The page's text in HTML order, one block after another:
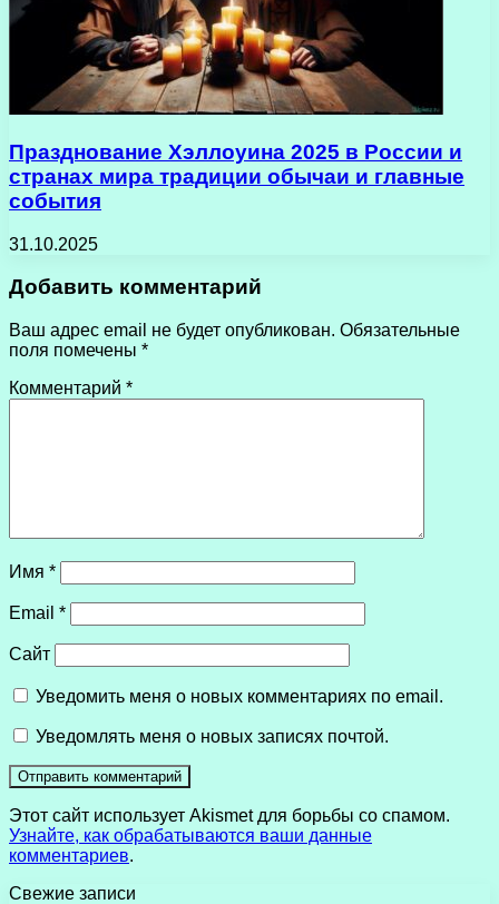
Празднование Хэллоуина 2025 в России и
странах мира традиции обычаи и главные
события
31.10.2025
Добавить комментарий
Ваш адрес email не будет опубликован. Обязательные
поля помечены *
Комментарий *
Имя *
Email *
Сайт
Уведомить меня о новых комментариях по email.
Уведомлять меня о новых записях почтой.
Этот сайт использует Akismet для борьбы со спамом.
Узнайте, как обрабатываются ваши данные
комментариев.
Свежие записи